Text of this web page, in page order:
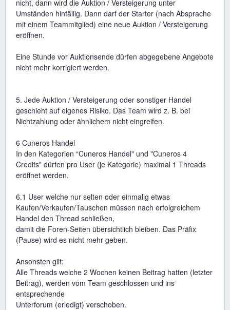
nicht, dann wird die Auktion / Versteigerung unter
Umständen hinfällig. Dann darf der Starter (nach Absprache
mit einem Teammitglied) eine neue Auktion / Versteigerung
eröffnen.
Eine Stunde vor Auktionsende dürfen abgegebene Angebote
nicht mehr korrigiert werden.
5. Jede Auktion / Versteigerung oder sonstiger Handel
geschieht auf eigenes Risiko. Das Team wird z. B. bei
Nichtzahlung oder ähnlichem nicht eingreifen.
6 Cuneros Handel
In den Kategorien “Cuneros Handel" und "Cuneros 4
Credits" dürfen pro User (je Kategorie) maximal 1 Threads
eröffnet werden.
6.1 User welche nur selten oder einmalig etwas
Kaufen/Verkaufen/Tauschen müssen nach erfolgreichem
Handel den Thread schließen,
damit die Foren-Seiten übersichtlich bleiben. Das Präfix
(Pause) wird es nicht mehr geben.
Ansonsten gilt:
Alle Threads welche 2 Wochen keinen Beitrag hatten (letzter
Beitrag), werden vom Team geschlossen und ins
entsprechende
Unterforum (erledigt) verschoben.